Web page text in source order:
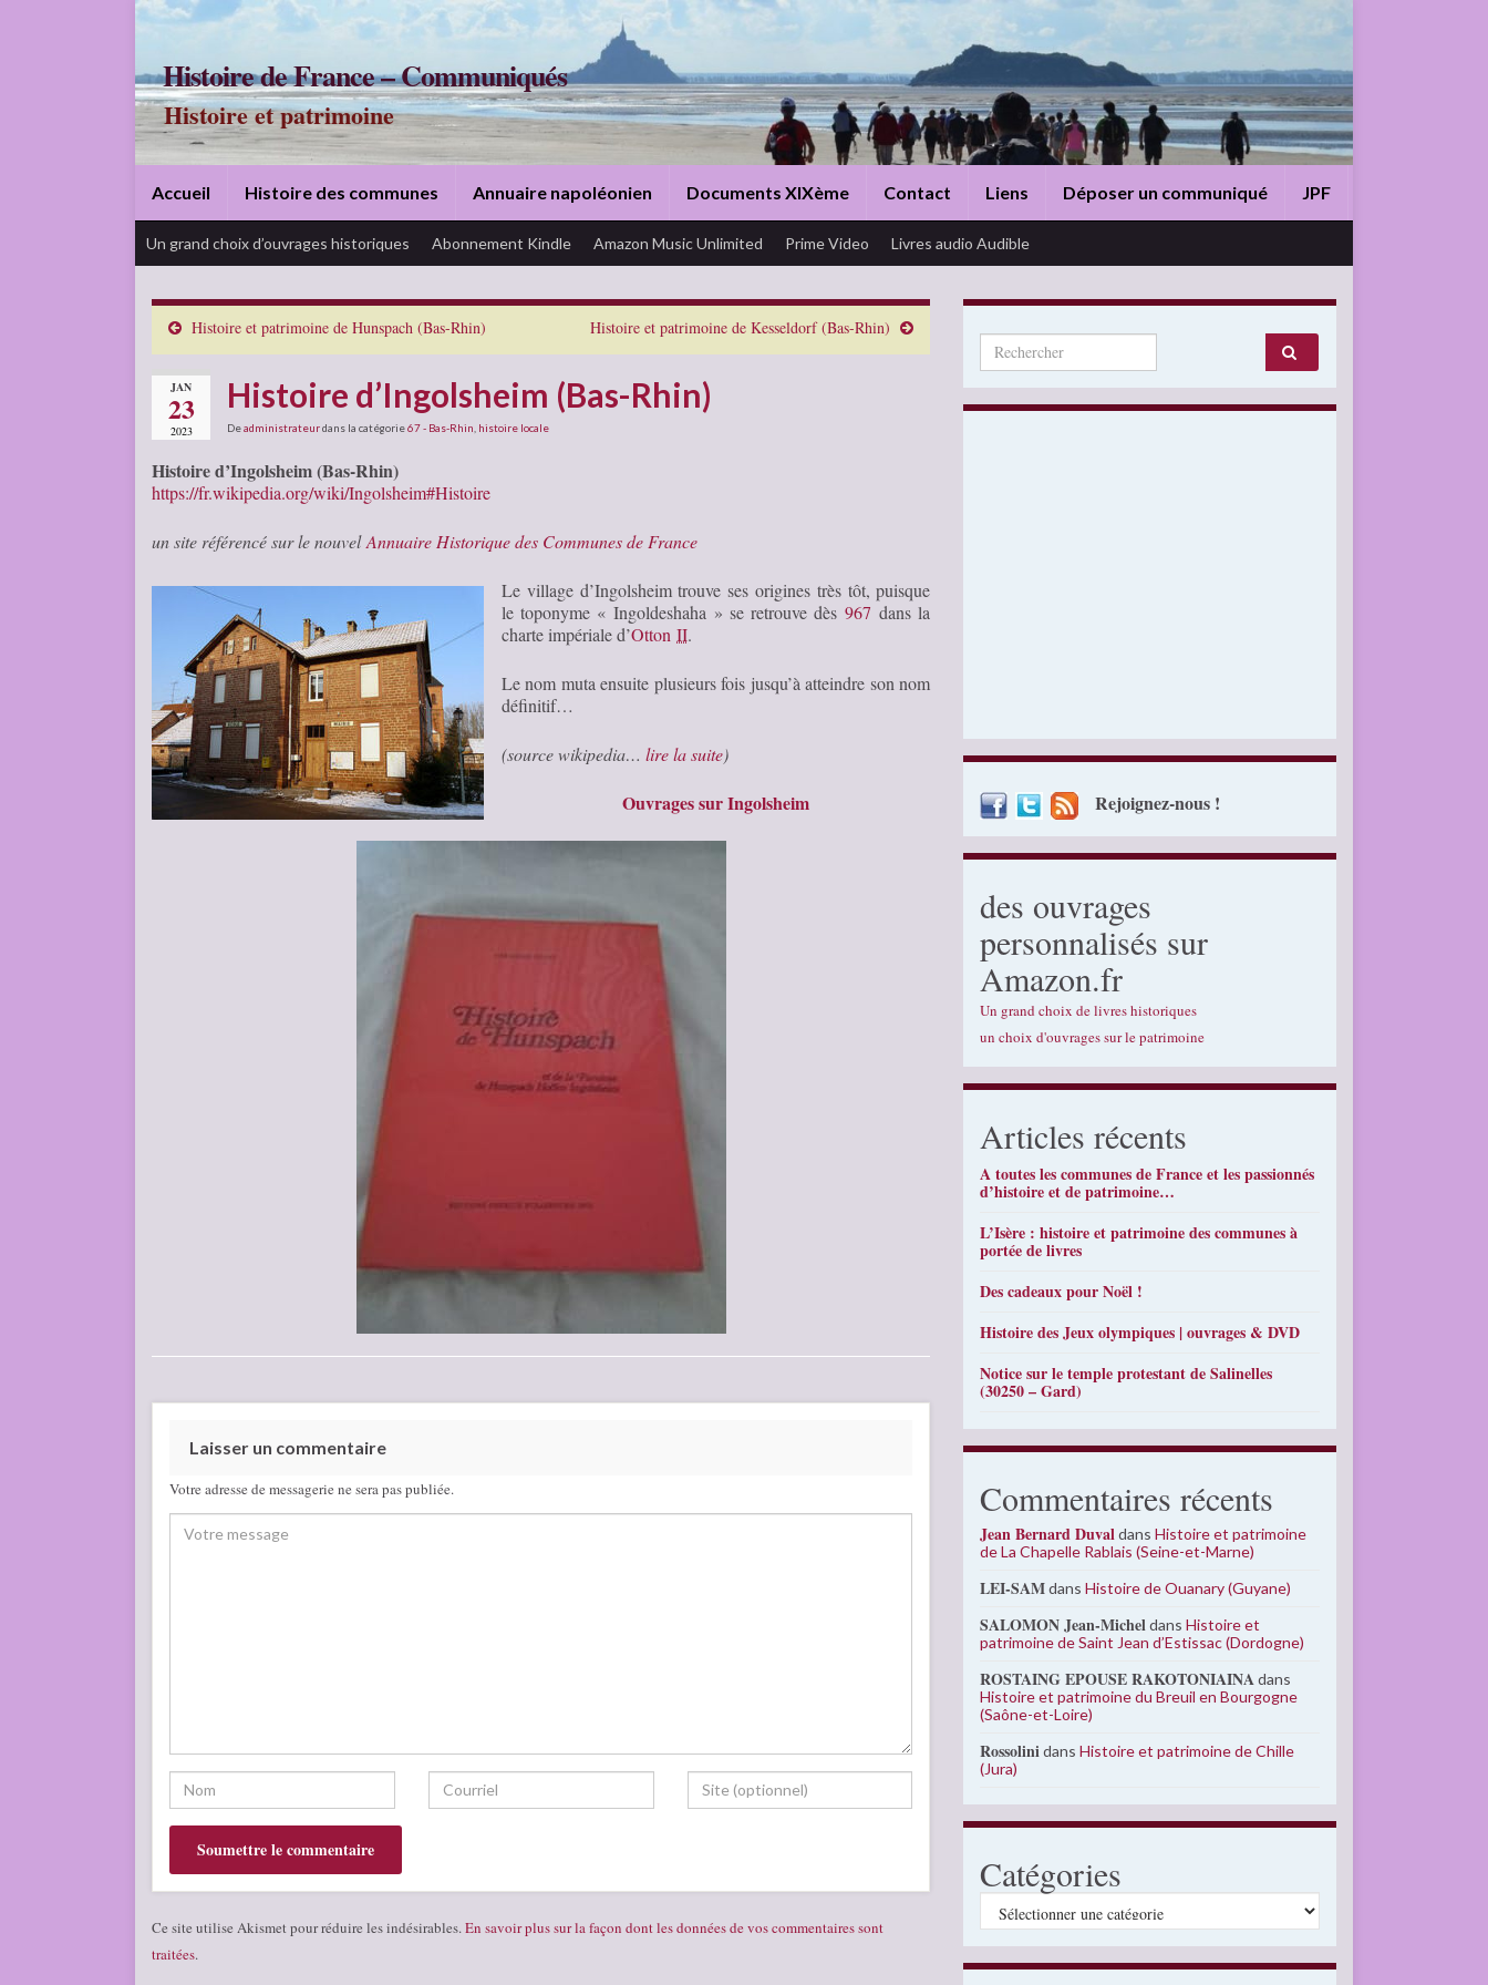
Histoire de France – Communiqués
Histoire et patrimoine
Accueil Histoire des communes Annuaire napoléonien Documents XIXème Contact Liens Déposer un communiqué JPF
Un grand choix d’ouvrages historiques Abonnement Kindle Amazon Music Unlimited Prime Video Livres audio Audible
Histoire et patrimoine de Hunspach (Bas-Rhin) Histoire et patrimoine de Kesseldorf (Bas-Rhin)
JAN
23
2023
Histoire d’Ingolsheim (Bas-Rhin)
Deadministrateurdans la catégorie67 - Bas-Rhin histoire locale
Histoire d’Ingolsheim (Bas-Rhin)
https://fr.wikipedia.org/wiki/Ingolsheim#Histoire
un site référencé sur le nouvelAnnuaire Historique des Communes de France
Le village d’Ingolsheim trouve ses origines très tôt, puisque
le toponyme « Ingoldeshaha » se retrouve dès967 dans la
charte impériale d’Otton II.
Le nom muta ensuite plusieurs fois jusqu’à atteindre son nom
définitif…
(source wikipedia… lire la suite)
Ouvrages sur Ingolsheim
Laisser un commentaire
Votre adresse de messagerie ne sera pas publiée.
Ce site utilise Akismet pour réduire les indésirables. En savoir plus sur la façon dont les données de vos commentaires sont
traitées.
Search for:
Rejoignez-nous !
des ouvrages
personnalisés sur
Amazon.fr
Un grand choix de livres historiques
un choix d'ouvrages sur le patrimoine
Articles récents
A toutes les communes de France et les passionnés
d’histoire et de patrimoine…
L’Isère : histoire et patrimoine des communes à
portée de livres
Des cadeaux pour Noël !
Histoire des Jeux olympiques | ouvrages & DVD
Notice sur le temple protestant de Salinelles
(30250 – Gard)
Commentaires récents
Jean Bernard DuvaldansHistoire et patrimoine
de La Chapelle Rablais (Seine-et-Marne)
LEI-SAMdansHistoire de Ouanary (Guyane)
SALOMON Jean-MicheldansHistoire et
patrimoine de Saint Jean d’Estissac (Dordogne)
ROSTAING EPOUSE RAKOTONIAINAdans
Histoire et patrimoine du Breuil en Bourgogne
(Saône-et-Loire)
RossolinidansHistoire et patrimoine de Chille
(Jura)
Catégories
Catégories